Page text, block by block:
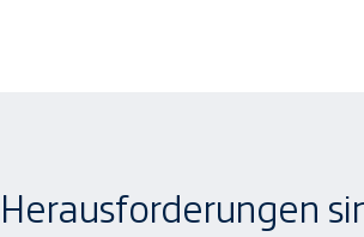
Herausforderungen